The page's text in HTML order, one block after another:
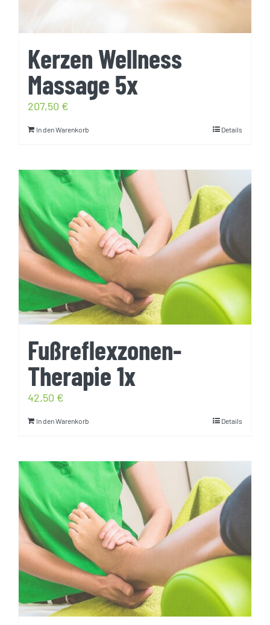
Kerzen Wellness
Massage 5x
207,50 €
In den Warenkorb Details
Fußreflexzonen-
Therapie 1x
42,50 €
In den Warenkorb Details